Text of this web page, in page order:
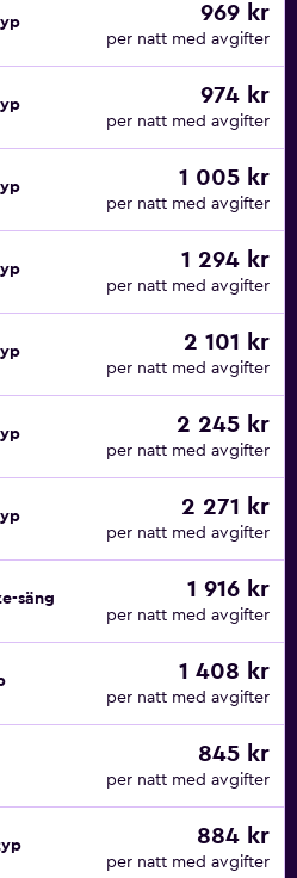
969 kr
per natt med avgifter
974 kr
per natt med avgifter
1 005 kr
per natt med avgifter
1 294 kr
per natt med avgifter
2 101 kr
per natt med avgifter
2 245 kr
per natt med avgifter
2 271 kr
per natt med avgifter
säng 1 916 kr
per natt med avgifter
1 408 kr
per natt med avgifter
845 kr
per natt med avgifter
884 kr
per natt med avgifter